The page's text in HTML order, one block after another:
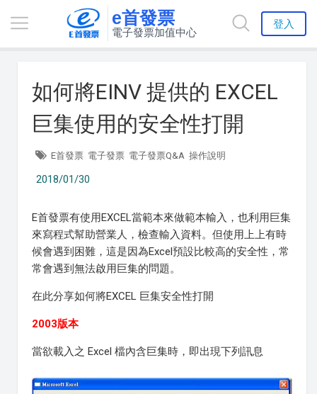
e首發票
電子發票加值中心
登入
如何將EINV 提供的 EXCEL
巨集使用的安全性打開
E首發票 電子發票 電子發票Q&A 操作說明
2018/01/30
E首發票有使用EXCEL當範本來做範本輸入，也利用巨集
來寫程式幫助營業人，檢查輸入資料。但使用上上有時
候會遇到困難，這是因為Excel預設比較高的安全性，常
常會遇到無法啟用巨集的問題。
在此分享如何將EXCEL 巨集安全性打開
2003版本
當欲載入之 Excel 檔內含巨集時，即出現下列訊息